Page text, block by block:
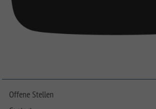
Offene Stellen